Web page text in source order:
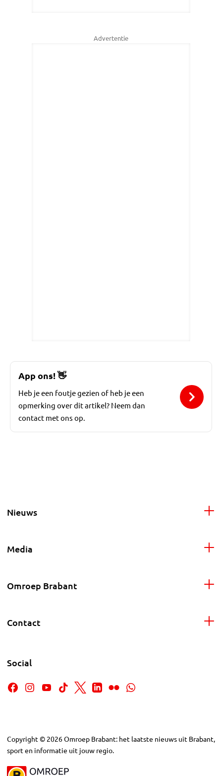
Advertentie
App ons!👋
Heb je een foutje gezien of heb je een
opmerking over dit artikel? Neem dan
contact met ons op.
Nieuws
Media
Omroep Brabant
Contact
Social
Copyright © 2026Omroep Brabant: het laatste nieuws uit Brabant,
sport en informatie uit jouw regio.